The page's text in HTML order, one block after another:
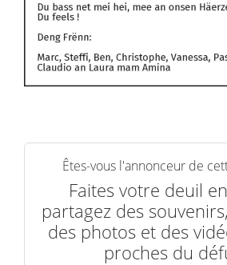
Êtes-vous l'annonceur de
Faites votre deuil
partagez des
des photos et des
proches du